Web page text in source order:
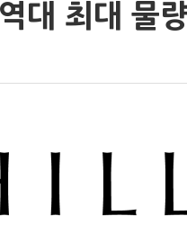
대 최대 물